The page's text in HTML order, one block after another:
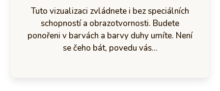
Tuto vizualizaci zvládnete i bez speciálních
schopností a obrazotvornosti. Budete
ponořeni v barvách a barvy duhy umíte. Není
se čeho bát, povedu vás...